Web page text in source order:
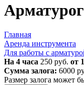
Главная
Аренда инструмента
Для работы с
На 4 часа 250 руб. от
Сумма залога: 6000
Размер залога может